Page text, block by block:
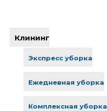
Клининг
Экспресс уборка
Ежедневная уборка
Комплексная уборка